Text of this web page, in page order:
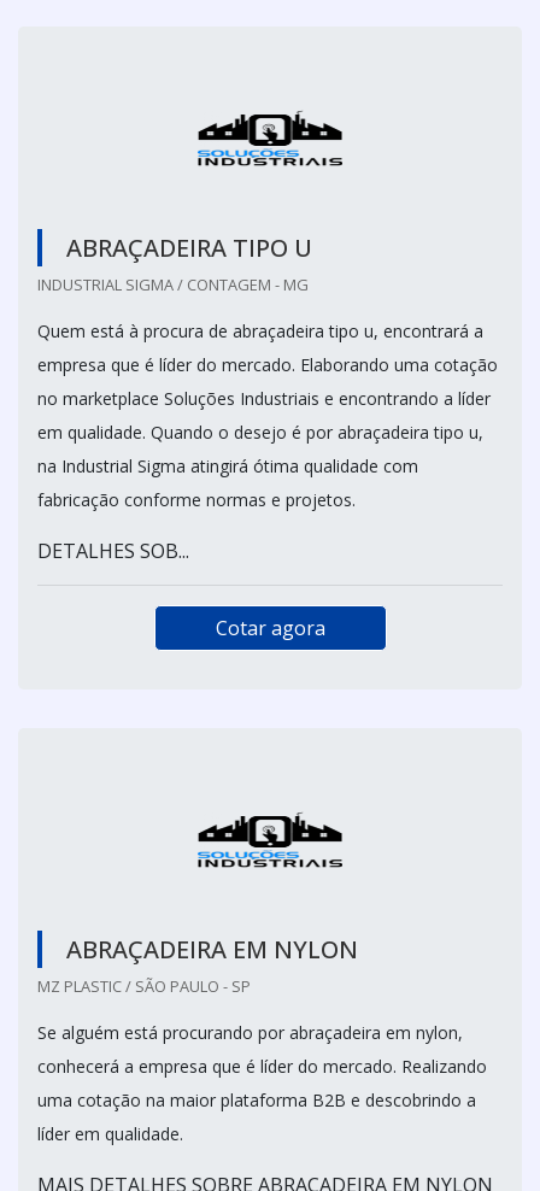
ABRAÇADEIRA TIPO U
INDUSTRIAL SIGMA / CONTAGEM - MG
Quem está à procura de abraçadeira tipo u, encontrará a
empresa que é líder do mercado. Elaborando uma cotação
no marketplace Soluções Industriais e encontrando a líder
em qualidade. Quando o desejo é por abraçadeira tipo u,
na Industrial Sigma atingirá ótima qualidade com
fabricação conforme normas e projetos.
DETALHES SOB...
Cotar agora
ABRAÇADEIRA EM NYLON
MZ PLASTIC / SÃO PAULO - SP
Se alguém está procurando por abraçadeira em nylon,
conhecerá a empresa que é líder do mercado. Realizando
uma cotação na maior plataforma B2B e descobrindo a
líder em qualidade.
MAIS DETALHES SOBRE ABRAÇADEIRA EM NYLON